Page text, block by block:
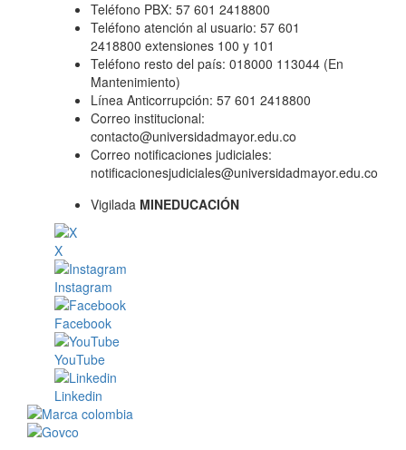
Teléfono PBX: 57 601 2418800
Teléfono atención al usuario: 57 601
2418800 extensiones 100 y 101
Teléfono resto del país: 018000 113044 (En
Mantenimiento)
Línea Anticorrupción: 57 601 2418800
Correo institucional:
contacto@universidadmayor.edu.co
Correo notificaciones judiciales:
notificacionesjudiciales@universidadmayor.edu.co
Vigilada MINEDUCACIÓN
X
Instagram
Facebook
YouTube
Linkedin